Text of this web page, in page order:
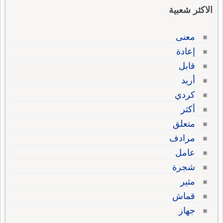
الاكثر شعبية
معنى
إعادة
قابل
أريد
كردي
أكثر
متعلق
مرادف
عامل
شجرة
مثير
قماش
جهاز